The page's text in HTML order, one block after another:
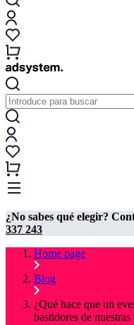
¿No sabes qué elegir?
337 243
Home page
Blog
¿Qué hace que un
bastidores de